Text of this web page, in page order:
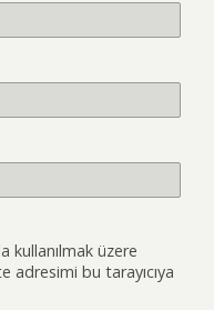
kullanılmak üzere
adresimi bu tarayıcıya